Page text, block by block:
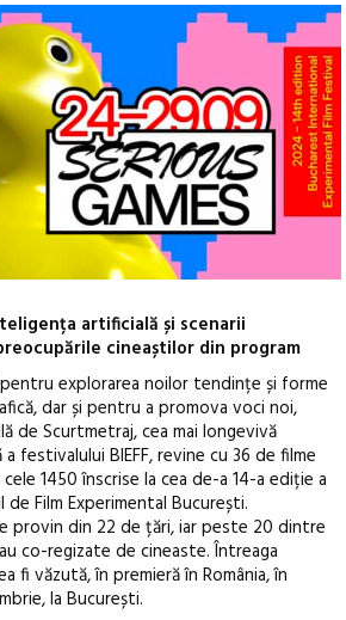
artificială și scenarii
cineaștilor din program
explorarea noilor tendințe și forme
dar și pentru a promova voci noi,
de Scurtmetraj, cea mai longevivă
festivalului BIEFF, revine cu 36 de filme
1450 înscrise la cea de-a 14-a ediție a
Film Experimental București.
provin din 22 de țări, iar peste 20 dintre
co-regizate de cineaste. Întreaga
fi văzută, în premieră în România, în
la București.